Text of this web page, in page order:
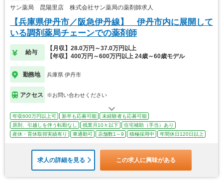
サン薬局 昆陽里店 株式会社サン薬局の薬剤師求人
【兵庫県伊丹市／阪急伊丹線】 伊丹市内に展開して
いる調剤薬局チェーンでの薬剤師
給与
【月収】28.0万円～37.0万円以上
【年収】400万円～600万円以上 24歳～60歳モデル
勤務地 兵庫県 伊丹市
アクセス ※お問い合わせください
年収600万円以上可 新卒も応募可能
未経験者も応募可能
原則、引越しを伴う転勤なし
残業月10ｈ以下
住宅補助（手当）あり
産休・育休取得実績有り
車通勤可 店舗数1～9 積極採用中 年間休日120日以上
求人の詳細を見る この求人に興味がある